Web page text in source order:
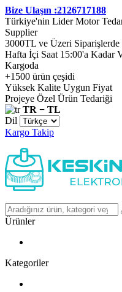
Bize Ulaşın :2126717188
Türkiye'nin Lider Motor
Supplier
3000TL ve Üzeri
Hafta İçi Saat 15:00'a Kadar
Kargoda
+1500 ürün çeşidi
Yüksek Kalite Uygun Fiyat
Projeye Özel Ürün Tedariği
TR − TL
Dil
Kargo Takip
Ürünler
Kategoriler